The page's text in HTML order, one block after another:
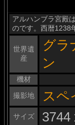
アルハンブラ宮殿
のです。西暦1238
世界遺
産
グラ
ン
機材
撮影地
スペ
サイズ 3744